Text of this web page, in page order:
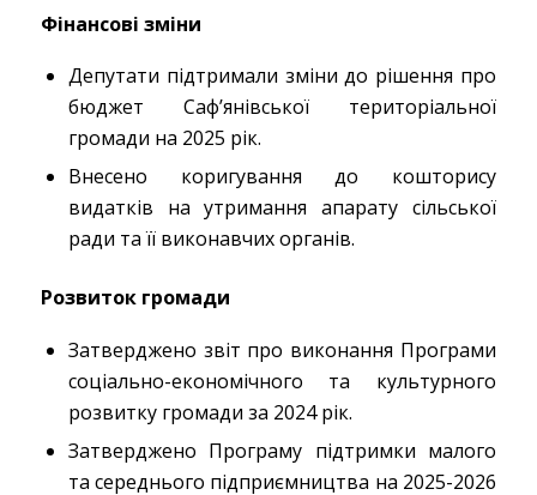
Фінансові зміни
Депутати підтримали зміни до рішення про
бюджет Саф’янівської територіальної
громади на 2025 рік.
Внесено коригування до кошторису
видатків на утримання апарату сільської
ради та її виконавчих органів.
Розвиток громади
Затверджено звіт про виконання Програми
соціально-економічного та культурного
розвитку громади за 2024 рік.
Затверджено Програму підтримки малого
та середнього підприємництва на 2025-2026